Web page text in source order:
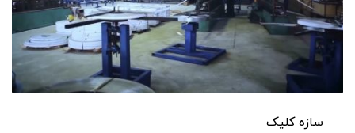
سازه کلیک